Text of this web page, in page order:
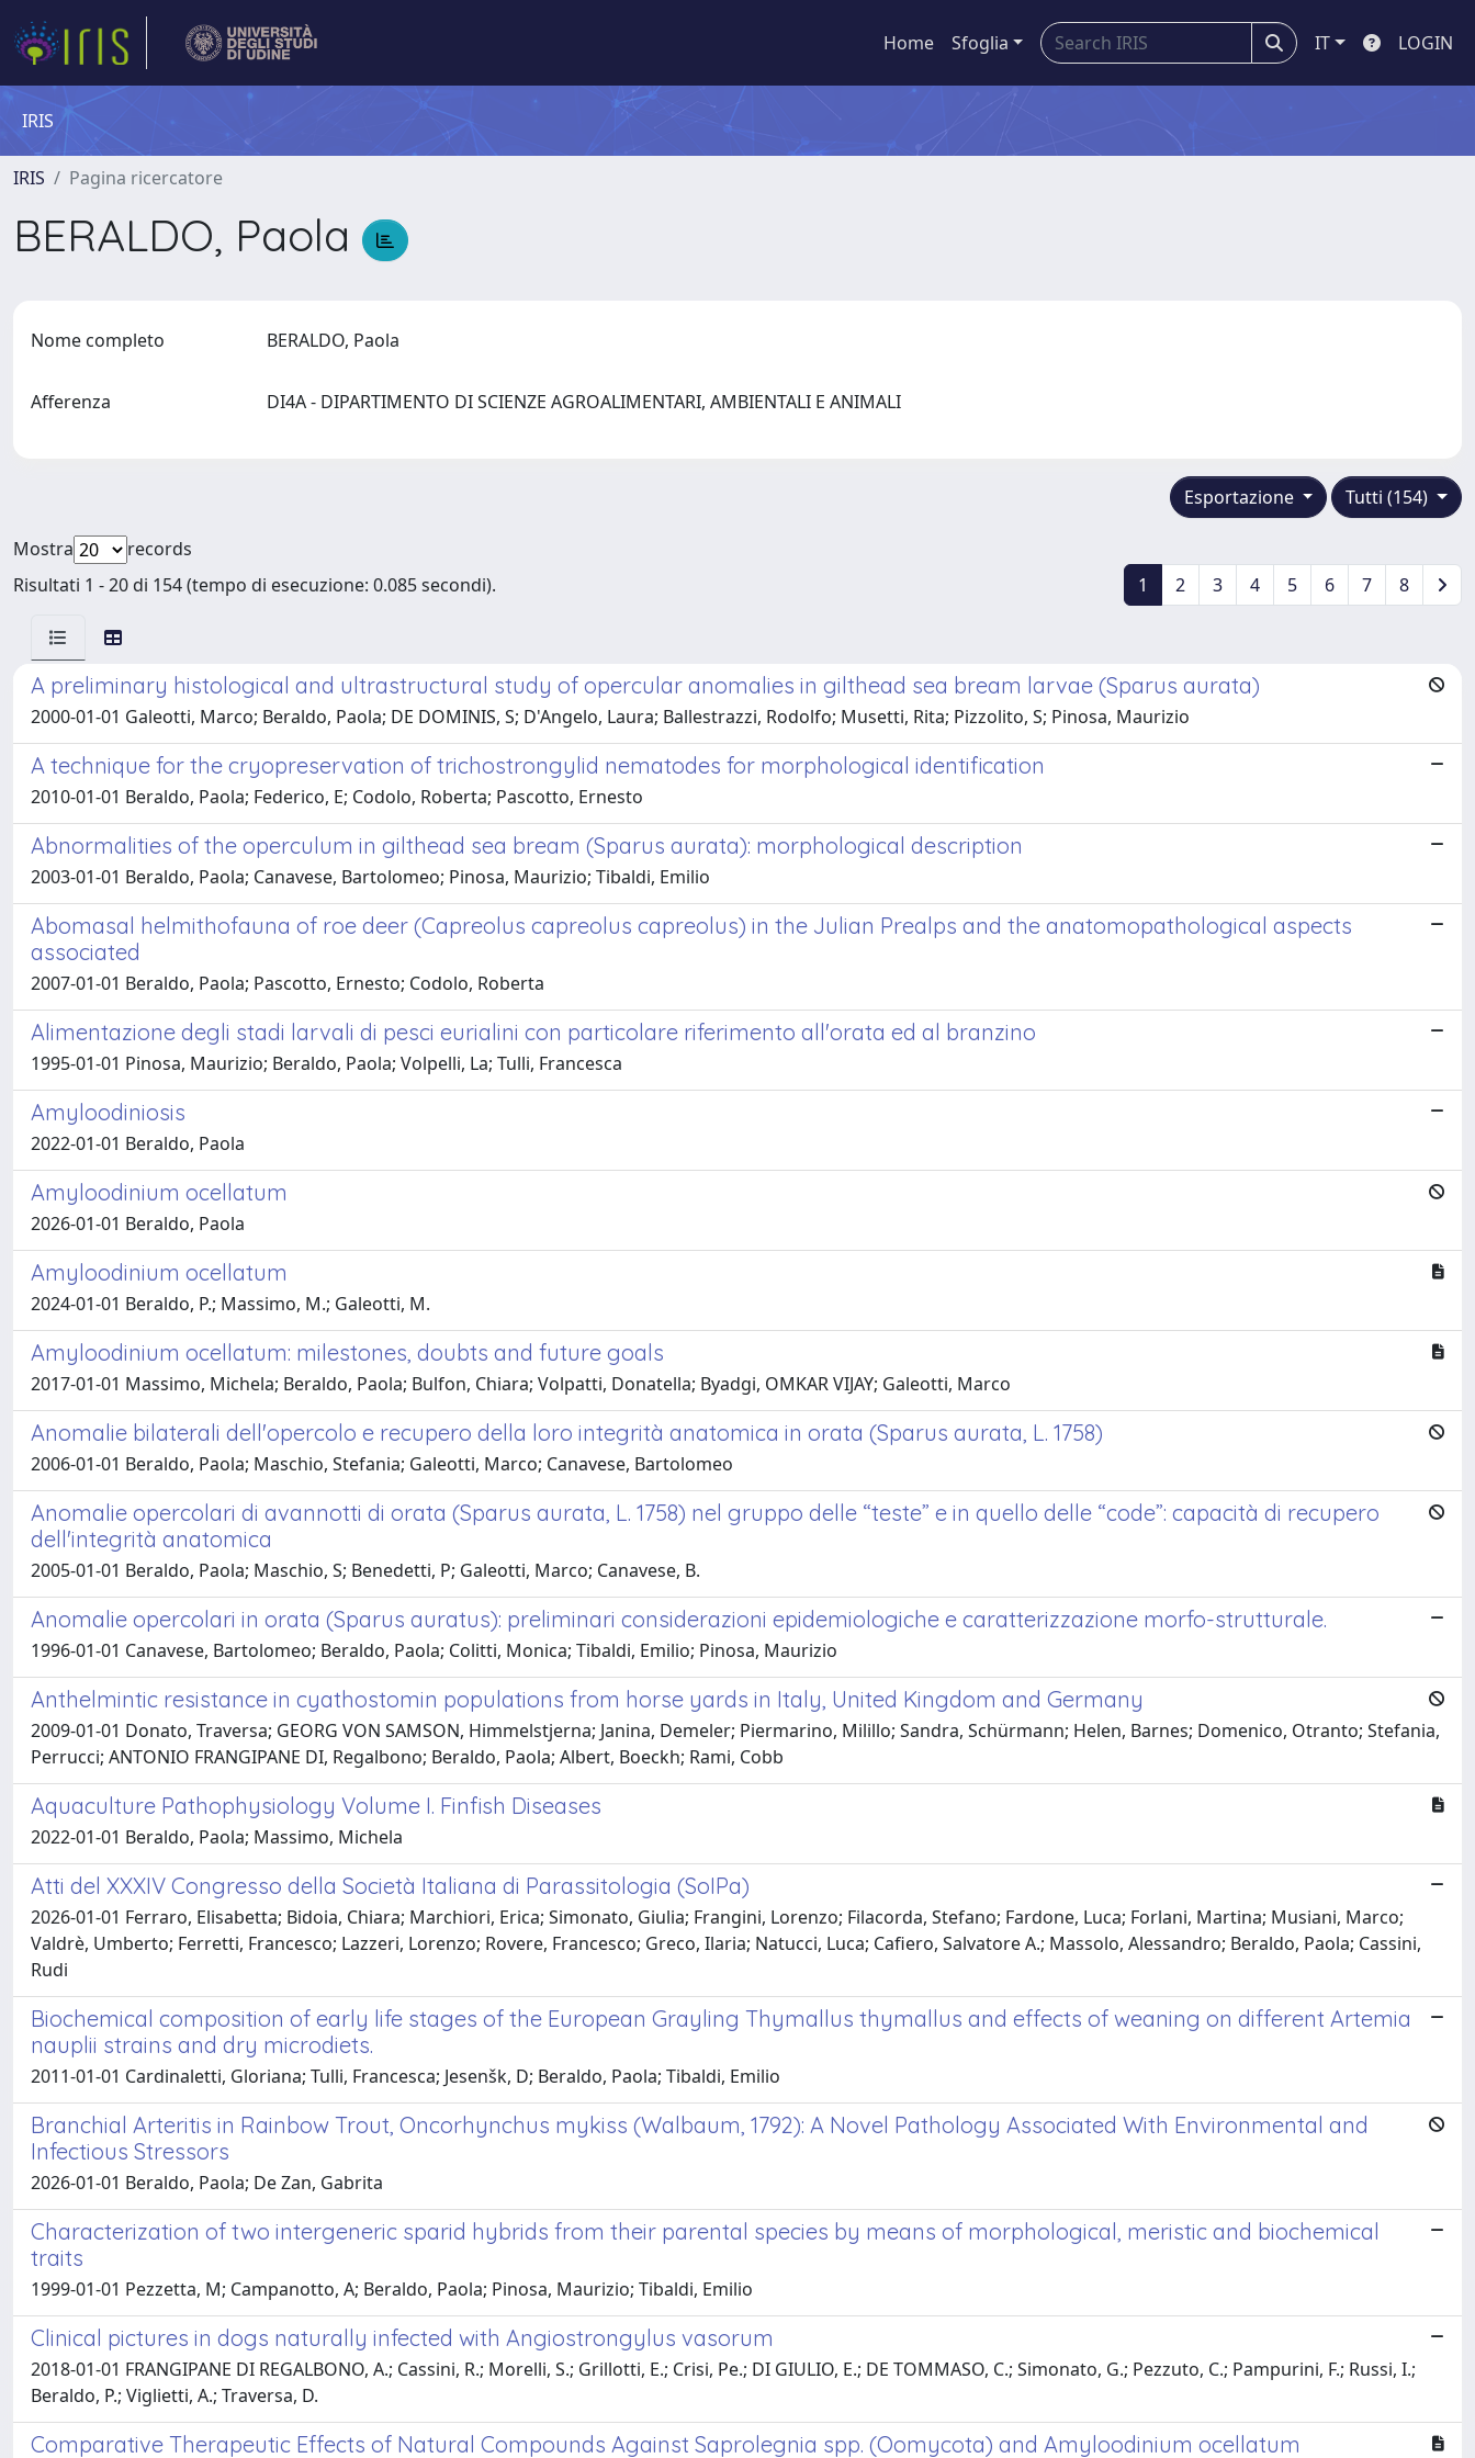
Home Sfoglia IT LOGIN
IRIS
IRIS Pagina ricercatore
BERALDO, Paola
Nome completo BERALDO, Paola
Afferenza DI4A - DIPARTIMENTO DI SCIENZE AGROALIMENTARI, AMBIENTALI E ANIMALI
Tutti (154)
Esportazione
Mostra
records
Risultati 1 - 20 di 154 (tempo di esecuzione: 0.085 secondi).
1 2 3 4 5 6 7 8
A preliminary histological and ultrastructural study of opercular anomalies in gilthead sea bream larvae (Sparus aurata)
2000-01-01 Galeotti, Marco; Beraldo, Paola; DE DOMINIS, S; D'Angelo, Laura; Ballestrazzi, Rodolfo; Musetti, Rita; Pizzolito, S; Pinosa, Maurizio
A technique for the cryopreservation of trichostrongylid nematodes for morphological identification
2010-01-01 Beraldo, Paola; Federico, E; Codolo, Roberta; Pascotto, Ernesto
Abnormalities of the operculum in gilthead sea bream (Sparus aurata): morphological description
2003-01-01 Beraldo, Paola; Canavese, Bartolomeo; Pinosa, Maurizio; Tibaldi, Emilio
Abomasal helmithofauna of roe deer (Capreolus capreolus capreolus) in the Julian Prealps and the anatomopathological aspects
associated
2007-01-01 Beraldo, Paola; Pascotto, Ernesto; Codolo, Roberta
Alimentazione degli stadi larvali di pesci eurialini con particolare riferimento all'orata ed al branzino
1995-01-01 Pinosa, Maurizio; Beraldo, Paola; Volpelli, La; Tulli, Francesca
Amyloodiniosis
2022-01-01 Beraldo, Paola
Amyloodinium ocellatum
2026-01-01 Beraldo, Paola
Amyloodinium ocellatum
2024-01-01 Beraldo, P.; Massimo, M.; Galeotti, M.
Amyloodinium ocellatum: milestones, doubts and future goals
2017-01-01 Massimo, Michela; Beraldo, Paola; Bulfon, Chiara; Volpatti, Donatella; Byadgi, OMKAR VIJAY; Galeotti, Marco
Anomalie bilaterali dell'opercolo e recupero della loro integrità anatomica in orata (Sparus aurata, L. 1758)
2006-01-01 Beraldo, Paola; Maschio, Stefania; Galeotti, Marco; Canavese, Bartolomeo
Anomalie opercolari di avannotti di orata (Sparus aurata, L. 1758) nel gruppo delle “teste” e in quello delle “code”: capacità di recupero
dell'integrità anatomica
2005-01-01 Beraldo, Paola; Maschio, S; Benedetti, P; Galeotti, Marco; Canavese, B.
Anomalie opercolari in orata (Sparus auratus): preliminari considerazioni epidemiologiche e caratterizzazione morfo-strutturale.
1996-01-01 Canavese, Bartolomeo; Beraldo, Paola; Colitti, Monica; Tibaldi, Emilio; Pinosa, Maurizio
Anthelmintic resistance in cyathostomin populations from horse yards in Italy, United Kingdom and Germany
2009-01-01 Donato, Traversa; GEORG VON SAMSON, Himmelstjerna; Janina, Demeler; Piermarino, Milillo; Sandra, Schürmann; Helen, Barnes; Domenico, Otranto; Stefania,
Perrucci; ANTONIO FRANGIPANE DI, Regalbono; Beraldo, Paola; Albert, Boeckh; Rami, Cobb
Aquaculture Pathophysiology Volume I. Finfish Diseases
2022-01-01 Beraldo, Paola; Massimo, Michela
Atti del XXXIV Congresso della Società Italiana di Parassitologia (SoIPa)
2026-01-01 Ferraro, Elisabetta; Bidoia, Chiara; Marchiori, Erica; Simonato, Giulia; Frangini, Lorenzo; Filacorda, Stefano; Fardone, Luca; Forlani, Martina; Musiani, Marco;
Valdrè, Umberto; Ferretti, Francesco; Lazzeri, Lorenzo; Rovere, Francesco; Greco, Ilaria; Natucci, Luca; Cafiero, Salvatore A.; Massolo, Alessandro; Beraldo, Paola; Cassini,
Rudi
Biochemical composition of early life stages of the European Grayling Thymallus thymallus and effects of weaning on different Artemia
nauplii strains and dry microdiets.
2011-01-01 Cardinaletti, Gloriana; Tulli, Francesca; Jesenšk, D; Beraldo, Paola; Tibaldi, Emilio
Branchial Arteritis in Rainbow Trout, Oncorhynchus mykiss (Walbaum, 1792): A Novel Pathology Associated With Environmental and
Infectious Stressors
2026-01-01 Beraldo, Paola; De Zan, Gabrita
Characterization of two intergeneric sparid hybrids from their parental species by means of morphological, meristic and biochemical
traits
1999-01-01 Pezzetta, M; Campanotto, A; Beraldo, Paola; Pinosa, Maurizio; Tibaldi, Emilio
Clinical pictures in dogs naturally infected with Angiostrongylus vasorum
2018-01-01 FRANGIPANE DI REGALBONO, A.; Cassini, R.; Morelli, S.; Grillotti, E.; Crisi, Pe.; DI GIULIO, E.; DE TOMMASO, C.; Simonato, G.; Pezzuto, C.; Pampurini, F.; Russi, I.;
Beraldo, P.; Viglietti, A.; Traversa, D.
Comparative Therapeutic Effects of Natural Compounds Against Saprolegnia spp. (Oomycota) and Amyloodinium ocellatum